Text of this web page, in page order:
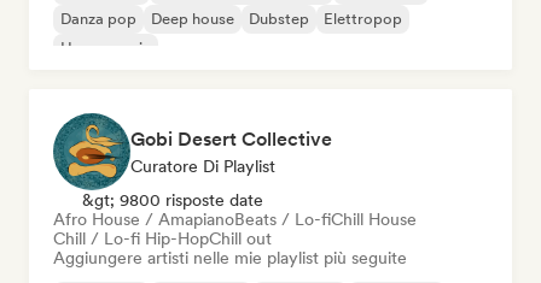
Danza pop
Deep house Dubstep
Elettropop
House music
Gobi Desert Collective
Curatore Di Playlist
&gt; 9800 risposte date
Afro House / AmapianoBeats / Lo-fiChill House
Chill / Lo-fi Hip-HopChill out
Aggiungere artisti nelle mie playlist più seguite